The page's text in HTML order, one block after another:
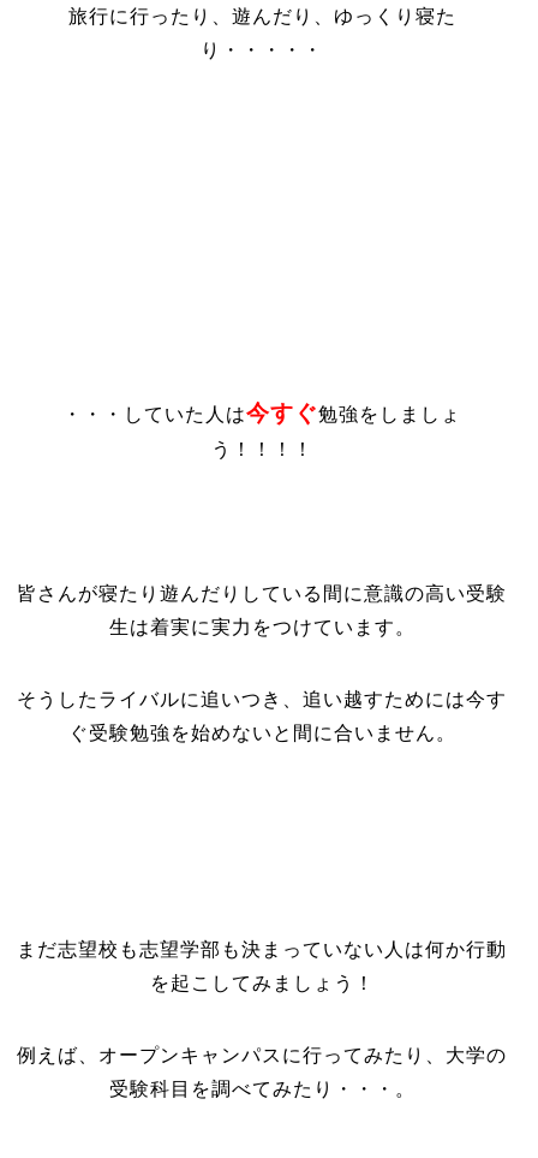
旅行に行ったり、遊んだり、ゆっくり寝た
り・・・・・
・・・していた人は今すぐ勉強をしましょ
う！！！！
皆さんが寝たり遊んだりしている間に意識の高い受験
生は着実に実力をつけています。
そうしたライバルに追いつき、追い越すためには今す
ぐ受験勉強を始めないと間に合いません。
まだ志望校も志望学部も決まっていない人は何か行動
を起こしてみましょう！
例えば、オープンキャンパスに行ってみたり、大学の
受験科目を調べてみたり・・・。